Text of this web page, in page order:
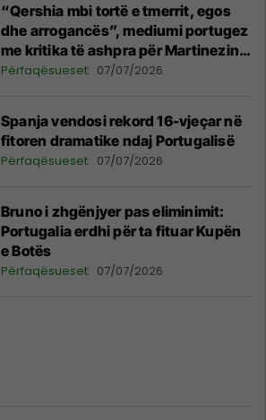
“Qershia mbi tortë e tmerrit, egos
dhe arrogancës”, mediumi portugez
me kritika të ashpra për Martinezin
dhe Ronaldon
Përfaqësueset 07/07/2026
Spanja vendosi rekord 16-vjeçar në
fitoren dramatike ndaj Portugalisë
Përfaqësueset 07/07/2026
Bruno i zhgënjyer pas eliminimit:
Portugalia erdhi për ta fituar Kupën
e Botës
Përfaqësueset 07/07/2026